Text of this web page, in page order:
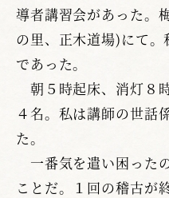
導者講習会があった。
の里、正木道場)にて
であった。
朝５時起床、消灯８
４名。私は講師の世話
た。
一番気を遣い困った
ことだ。１回の稽古が